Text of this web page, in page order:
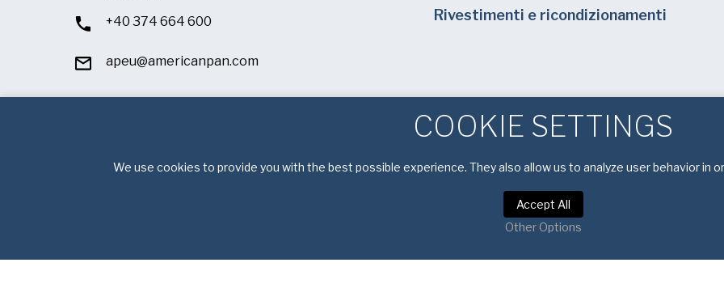
+40 374 664 600
apeu@americanpan.com
Rivestimenti e ricondizionamenti
COOKIE SETTINGS
We use cookies to provide you with the best possible experience. They also allow us to analyze user behavior in
Accept All
Other Options